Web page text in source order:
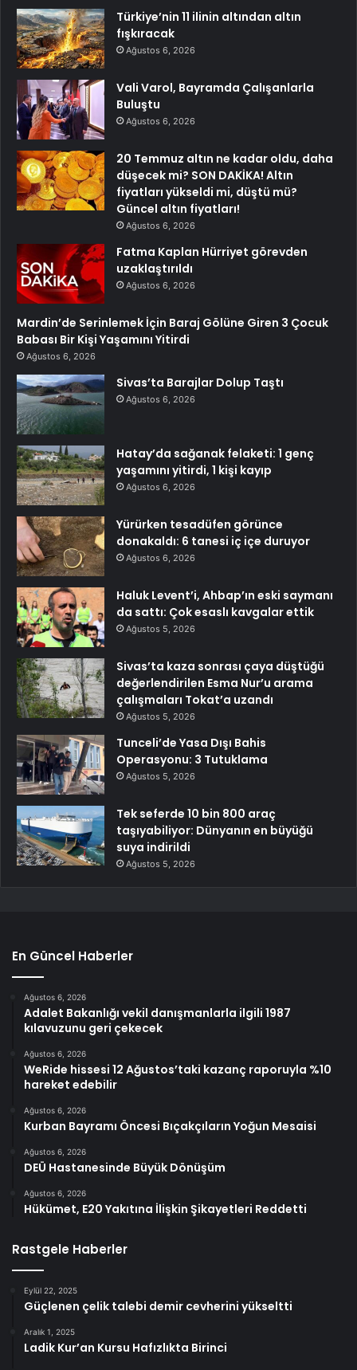
Türkiye’nin 11 ilinin altından altın
fışkıracak
Ağustos 6, 2026
Vali Varol, Bayramda Çalışanlarla
Buluştu
Ağustos 6, 2026
20 Temmuz altın ne kadar oldu, daha
düşecek mi? SON DAKİKA! Altın
fiyatları yükseldi mi, düştü mü?
Güncel altın fiyatları!
Ağustos 6, 2026
Fatma Kaplan Hürriyet görevden
uzaklaştırıldı
Ağustos 6, 2026
Mardin’de Serinlemek İçin Baraj Gölüne Giren 3 Çocuk
Babası Bir Kişi Yaşamını Yitirdi
Ağustos 6, 2026
Sivas’ta Barajlar Dolup Taştı
Ağustos 6, 2026
Hatay’da sağanak felaketi: 1 genç
yaşamını yitirdi, 1 kişi kayıp
Ağustos 6, 2026
Yürürken tesadüfen görünce
donakaldı: 6 tanesi iç içe duruyor
Ağustos 6, 2026
Haluk Levent’i, Ahbap’ın eski saymanı
da sattı: Çok esaslı kavgalar ettik
Ağustos 5, 2026
Sivas’ta kaza sonrası çaya düştüğü
değerlendirilen Esma Nur’u arama
çalışmaları Tokat’a uzandı
Ağustos 5, 2026
Tunceli’de Yasa Dışı Bahis
Operasyonu: 3 Tutuklama
Ağustos 5, 2026
Tek seferde 10 bin 800 araç
taşıyabiliyor: Dünyanın en büyüğü
suya indirildi
Ağustos 5, 2026
En Güncel Haberler
Ağustos 6, 2026
Adalet Bakanlığı vekil danışmanlarla ilgili 1987
kılavuzunu geri çekecek
Ağustos 6, 2026
WeRide hissesi 12 Ağustos’taki kazanç raporuyla %10
hareket edebilir
Ağustos 6, 2026
Kurban Bayramı Öncesi Bıçakçıların Yoğun Mesaisi
Ağustos 6, 2026
DEÜ Hastanesinde Büyük Dönüşüm
Ağustos 6, 2026
Hükümet, E20 Yakıtına İlişkin Şikayetleri Reddetti
Rastgele Haberler
Eylül 22, 2025
Güçlenen çelik talebi demir cevherini yükseltti
Aralık 1, 2025
Ladik Kur’an Kursu Hafızlıkta Birinci